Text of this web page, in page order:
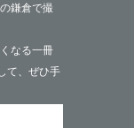
鎌倉で撮
なる一冊
て、ぜひ手